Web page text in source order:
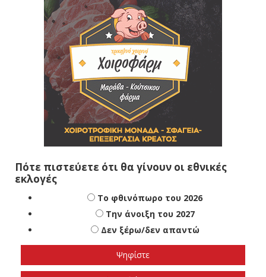
Πότε πιστεύετε ότι θα γίνουν οι εθνικές
εκλογές
Το φθινόπωρο του 2026
Την άνοιξη του 2027